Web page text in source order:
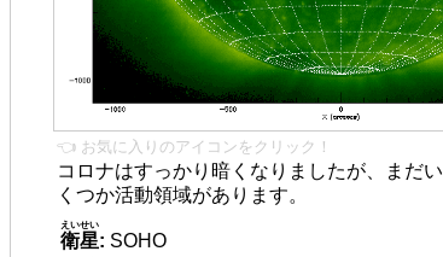
👈 お気に入りのアイコンをクリック！
コロナはすっかり暗くなりましたが、まだい
くつか活動領域があります。
衛星
えいせい
: SOHO